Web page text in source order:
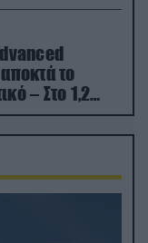
το
– Στο 1,2